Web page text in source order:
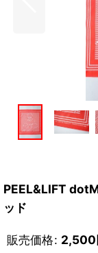
PEEL&LIFT
ッド
販売価格: 2,500